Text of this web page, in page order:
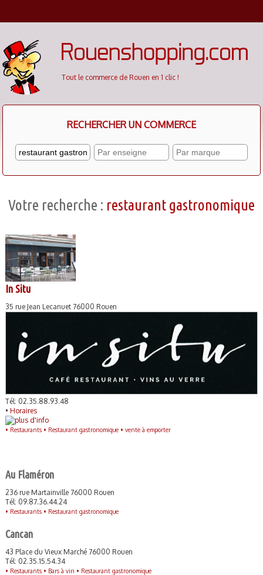
Tout le commerce de Rouen en 1 clic !
RECHERCHER UN COMMERCE
Votre recherche : restaurant gastronomique
In Situ
35 rue Jean Lecanuet 76000 Rouen
Tél: 02.35.88.93.48
• Horaires
• Restaurants • Restaurant gastronomique • vente à emporter
Au Flaméron
236 rue Martainville 76000 Rouen
Tél: 09.87.36.44.24
• Restaurants • Restaurant gastronomique
Cancan
43 Place du Vieux Marché 76000 Rouen
Tél: 02.35.15.54.34
• Restaurants • Bars à vin • Restaurant gastronomique